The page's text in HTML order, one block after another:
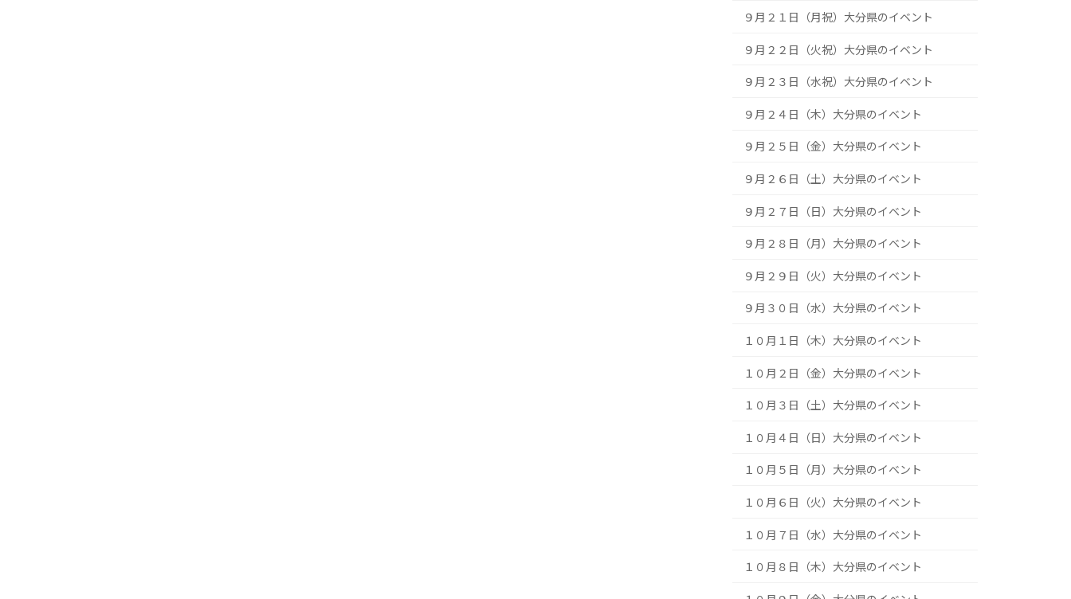
９月１５日（火）大分県のイベント
９月１６日（水）大分県のイベント
９月１７日（木）大分県のイベント
９月１８日（金）大分県のイベント
９月１９日（土）大分県のイベント
９月２０日（日）大分県のイベント
９月２１日（月祝）大分県のイベント
９月２２日（火祝）大分県のイベント
９月２３日（水祝）大分県のイベント
９月２４日（木）大分県のイベント
９月２５日（金）大分県のイベント
９月２６日（土）大分県のイベント
９月２７日（日）大分県のイベント
９月２８日（月）大分県のイベント
９月２９日（火）大分県のイベント
９月３０日（水）大分県のイベント
１０月１日（木）大分県のイベント
１０月２日（金）大分県のイベント